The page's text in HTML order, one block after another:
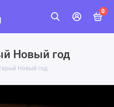
0
Новый год
Новый год